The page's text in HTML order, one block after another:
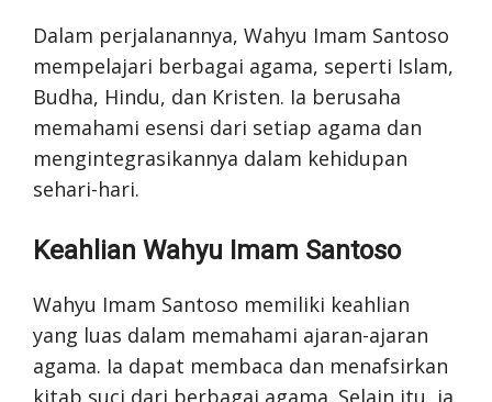
Dalam perjalanannya, Wahyu Imam Santoso
mempelajari berbagai agama, seperti Islam,
Budha, Hindu, dan Kristen. Ia berusaha
memahami esensi dari setiap agama dan
mengintegrasikannya dalam kehidupan
sehari-hari.
Keahlian Wahyu Imam Santoso
Wahyu Imam Santoso memiliki keahlian
yang luas dalam memahami ajaran-ajaran
agama. Ia dapat membaca dan menafsirkan
kitab suci dari berbagai agama. Selain itu, ia